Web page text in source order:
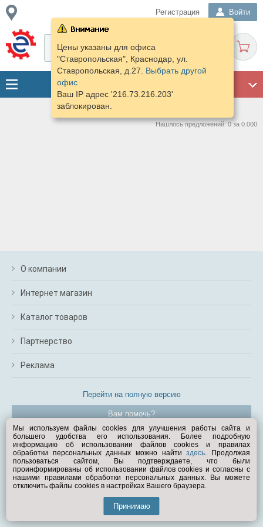
Регистрация Войти
Цены указаны для офиса
"Ставропольская", Краснодар, ул.
Ставропольская, д.27. Выбрать другой
офис
Ваш IP адрес '216.73.216.203'
заблокирован.
Нашлось предложений: 0 за 0.000
О компании
Интернет магазин
Каталог товаров
Партнерство
Реклама
Перейти на полную версию
Вам помочь?
© Exist.ru 1998—2026
Мы используем файлы cookies для улучшения работы сайта и
большего удобства его использования. Более подробную
информацию об использовании файлов cookies и правилах
обработки персональных данных можно найтиздесь. Продолжая
пользоваться сайтом, Вы подтверждаете, что были
проинформированы об использовании файлов cookies и согласны с
нашими правилами обработки персональных данных. Вы можете
отключить файлы cookies в настройках Вашего браузера.
Принимаю